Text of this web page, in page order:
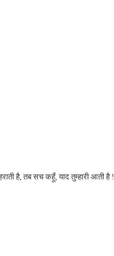
है, तब सच कहूँ, याद तुम्हारी आती है !